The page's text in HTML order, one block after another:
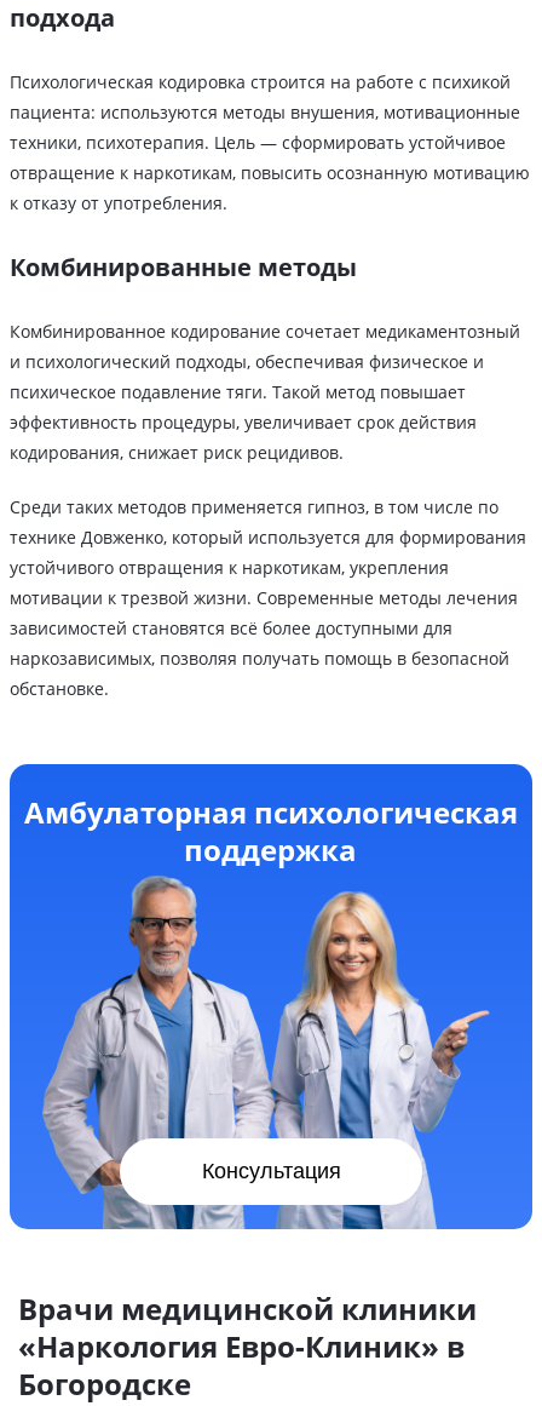
подхода
Психологическая кодировка строится на работе с психикой
пациента: используются методы внушения, мотивационные
техники, психотерапия. Цель — сформировать устойчивое
отвращение к наркотикам, повысить осознанную мотивацию
к отказу от употребления.
Комбинированные методы
Комбинированное кодирование сочетает медикаментозный
и психологический подходы, обеспечивая физическое и
психическое подавление тяги. Такой метод повышает
эффективность процедуры, увеличивает срок действия
кодирования, снижает риск рецидивов.
Среди таких методов применяется гипноз, в том числе по
технике Довженко, который используется для формирования
устойчивого отвращения к наркотикам, укрепления
мотивации к трезвой жизни. Современные методы лечения
зависимостей становятся всё более доступными для
наркозависимых, позволяя получать помощь в безопасной
обстановке.
Амбулаторная психологическая
поддержка
Консультация
Врачи медицинской клиники
«Наркология Евро-Клиник» в
Богородске